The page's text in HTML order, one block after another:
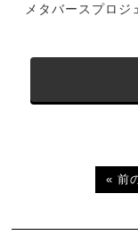
メタバースプロジ
« 前